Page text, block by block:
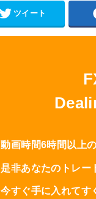
ツイート
動画時間6時間以上
是非あなたのトレー
今すぐ手に入れてす